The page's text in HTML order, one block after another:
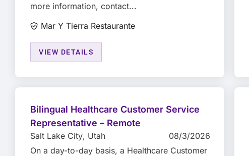
more information, contact...
Mar Y Tierra Restaurante
VIEW DETAILS
Bilingual Healthcare Customer Service
Representative – Remote
Salt Lake City, Utah
08/3/2026
On a day-to-day basis, a Healthcare Customer